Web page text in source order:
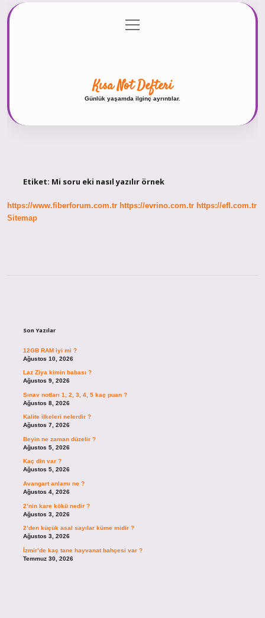
Gizlilik Politikası
menüyü
aç
Kısa Not Defteri
Günlük yaşamda ilginç ayrıntılar.
Etiket: Mi soru eki nasıl yazılır örnek
https://www.fiberforum.com.tr https://evrino.com.tr https://efl.com.tr
Sitemap
Son Yazılar
12GB RAM iyi mi ?
Ağustos 10, 2026
Laz Ziya kimin babası ?
Ağustos 9, 2026
Sınav notları 1, 2, 3, 4, 5 kaç puan ?
Ağustos 8, 2026
Kalite ilkeleri nelerdir ?
Ağustos 7, 2026
Beyin ne zaman düzelir ?
Ağustos 5, 2026
Kaç din var ?
Ağustos 5, 2026
Avangart anlamı ne ?
Ağustos 4, 2026
2’nin kare kökü nedir ?
Ağustos 3, 2026
2’den küçük asal sayılar küme midir ?
Ağustos 3, 2026
İzmir’de kaç tane hayvanat bahçesi var ?
Temmuz 30, 2026